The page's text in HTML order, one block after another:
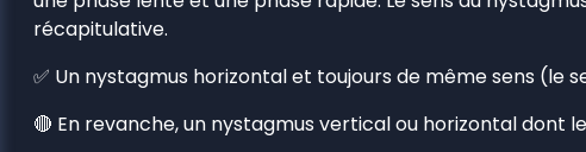
récapitulative.
✅ Un nystagmus horizontal et toujours de même sens (le
🔴 En revanche, un nystagmus vertical ou horizontal dont